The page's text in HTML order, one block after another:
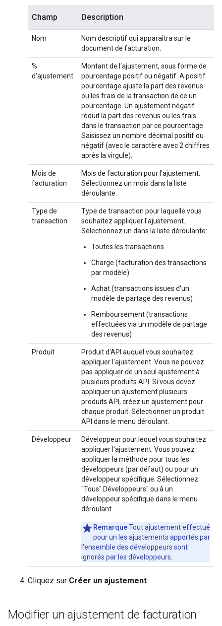
Champ Description
Nom
Nom descriptif qui apparaîtra sur le
document de facturation.
%
d'ajustement
Montant de l'ajustement, sous forme de
pourcentage positif ou négatif. A positif
pourcentage ajuste la part des revenus
ou les frais de la transaction de ce un
pourcentage. Un ajustement négatif
réduit la part des revenus ou les frais
dans le transaction par ce pourcentage.
Saisissez un nombre décimal positif ou
négatif (avec le caractère avec 2 chiffres
après la virgule).
Mois de
facturation
Mois de facturation pour l'ajustement.
Sélectionnez un mois dans la liste
déroulante.
Type de
transaction
Type de transaction pour laquelle vous
souhaitez appliquer l'ajustement.
Sélectionnez un dans la liste déroulante:
Toutes les transactions
Charge (facturation des transactions
par modèle)
Achat (transactions issues d'un
modèle de partage des revenus)
Remboursement (transactions
effectuées via un modèle de partage
des revenus)
Produit
Produit d'API auquel vous souhaitez
appliquer l'ajustement. Vous ne pouvez
pas appliquer de un seul ajustement à
plusieurs produits API. Si vous devez
appliquer un ajustement plusieurs
produits API, créez un ajustement pour
chaque produit. Sélectionner un produit
API dans le menu déroulant.
Développeur
Développeur pour lequel vous souhaitez
appliquer l'ajustement. Vous pouvez
appliquer la méthode pour tous les
développeurs (par défaut) ou pour un
développeur spécifique. Sélectionnez
"Tous" Développeurs" ou à un
développeur spécifique dans le menu
déroulant.
Remarque:Tout ajustement effectué
pour un les ajustements apportés par
l'ensemble des développeurs sont
ignorés par les développeurs.
Cliquez sur Créer un ajustement.
Modifier un ajustement de facturation